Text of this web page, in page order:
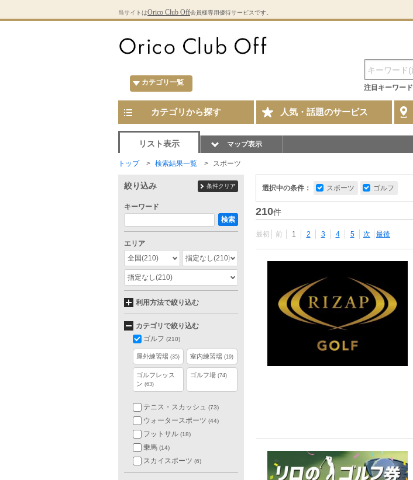
当サイトはOrico Club Off会員様専用優待サービスです。
カテゴリ一覧
注目キーワード
カテゴリから探す 人気・話題のサービス
リスト表示 マップ表示
トップ 検索結果一覧 スポーツ
選択中の条件： スポーツ ゴルフ
210件
最初 前 1 2 3 4 5 次 最後
絞り込み 条件クリア
キーワード
検索
エリア
全国(210) 指定なし(210)
指定なし(210)
利用方法で絞り込む
カテゴリで絞り込む
ゴルフ (210)
屋外練習場 (35) 室内練習場 (19)
ゴルフレッス
ン (63)
ゴルフ場 (74)
テニス・スカッシュ (73)
ウォータースポーツ (44)
フットサル (18)
乗馬 (14)
スカイスポーツ (6)